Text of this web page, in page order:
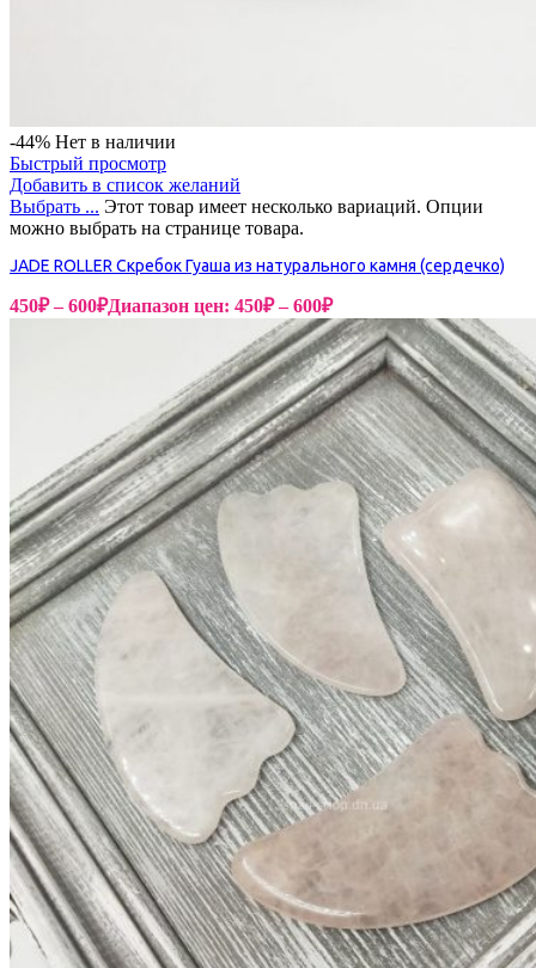
-44% Нет в наличии
Быстрый просмотр
Добавить в список желаний
Выбрать ... Этот товар имеет несколько вариаций. Опции
можно выбрать на странице товара.
JADE ROLLER Скребок Гуаша из натурального камня (сердечко)
450₽ – 600₽Диапазон цен: 450₽ – 600₽